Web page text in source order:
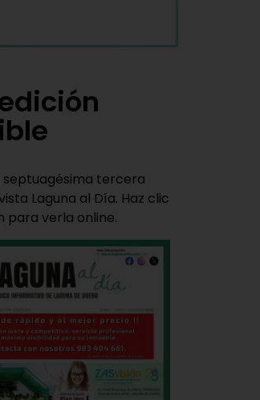
septuagésima tercera
Laguna al Día. Haz clic
para verla online.